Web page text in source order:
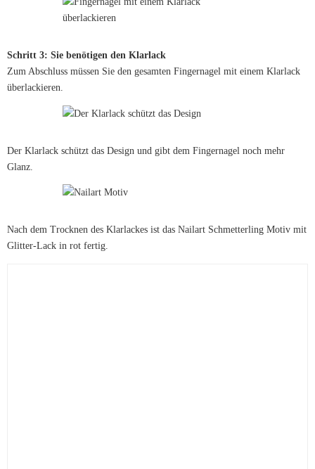
Schritt 3: Sie benötigen den Klarlack
Zum Abschluss müssen Sie den gesamten Fingernagel mit einem Klarlack
überlackieren.
Der Klarlack schützt das Design und gibt dem Fingernagel noch mehr
Glanz.
Nach dem Trocknen des Klarlackes ist das Nailart Schmetterling Motiv mit
Glitter-Lack in rot fertig.